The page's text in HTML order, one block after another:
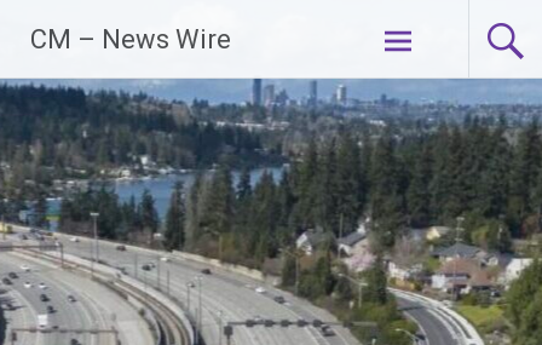
Inhalt
springen
CM – News Wire